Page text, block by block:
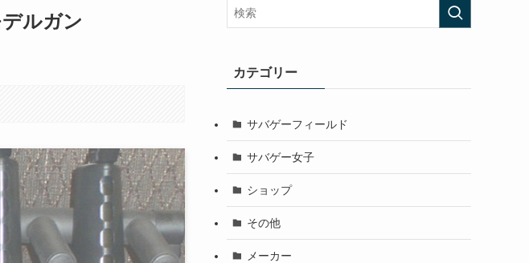
ルガン
カテゴリー
サバゲーフィールド
サバゲー女子
ショップ
その他
メーカー